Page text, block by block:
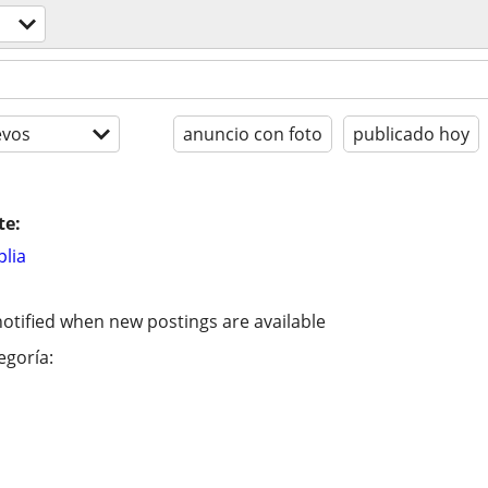
anuncio con foto publicado hoy
when new postings are available